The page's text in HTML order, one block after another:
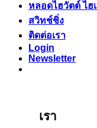
หลอดไฮวัตต์ ไฮ
สวิทช์ชิ่ง
ติดต่อเรา
Login
Newsletter
เรา